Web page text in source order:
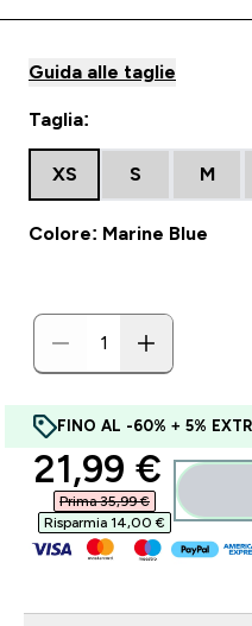
Guida alle taglie
Taglia:
XS S M
Colore: Marine Blue
FINO AL -60% + 5%
discounted
21,99 €‎
Prima 35,99 €‎
Risparmia 14,00 €‎